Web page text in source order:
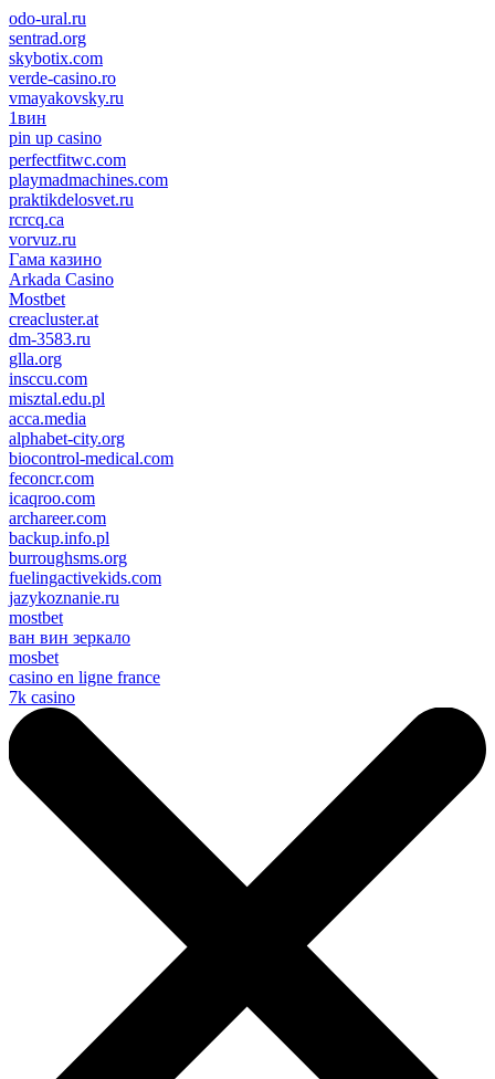
odo-ural.ru
sentrad.org
skybotix.com
verde-casino.ro
vmayakovsky.ru
1вин
pin up casino
пин ап
1win
perfectfitwc.com
playmadmachines.com
praktikdelosvet.ru
rcrcq.ca
vorvuz.ru
Гама казино
Arkada Casino
Mostbet
creacluster.at
dm-3583.ru
glla.org
insccu.com
misztal.edu.pl
acca.media
alphabet-city.org
biocontrol-medical.com
feconcr.com
icaqroo.com
archareer.com
backup.info.pl
burroughsms.org
fuelingactivekids.com
jazykoznanie.ru
mostbet
ван вин зеркало
mosbet
casino en ligne france
7k casino